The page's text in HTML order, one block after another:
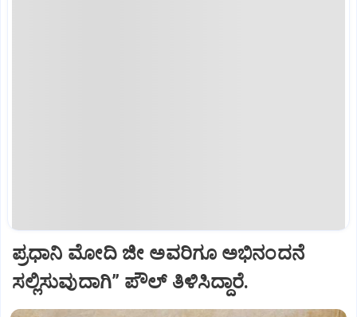
ಪ್ರಧಾನಿ ಮೋದಿ ಜೀ ಅವರಿಗೂ ಅಭಿನಂದನೆ
ಸಲ್ಲಿಸುವುದಾಗಿ” ಪೌಲ್‌ ತಿಳಿಸಿದ್ದಾರೆ.